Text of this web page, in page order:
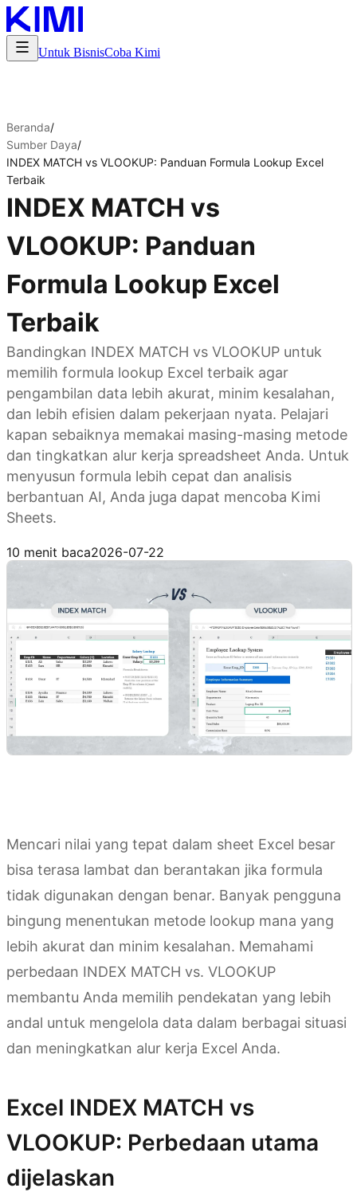
Untuk BisnisCoba Kimi
Beranda/
Sumber Daya/
INDEX MATCH vs VLOOKUP: Panduan Formula Lookup Excel
Terbaik
INDEX MATCH vs
VLOOKUP: Panduan
Formula Lookup Excel
Terbaik
Bandingkan INDEX MATCH vs VLOOKUP untuk
memilih formula lookup Excel terbaik agar
pengambilan data lebih akurat, minim kesalahan,
dan lebih efisien dalam pekerjaan nyata. Pelajari
kapan sebaiknya memakai masing-masing metode
dan tingkatkan alur kerja spreadsheet Anda. Untuk
menyusun formula lebih cepat dan analisis
berbantuan AI, Anda juga dapat mencoba Kimi
Sheets.
10 menit baca2026-07-22
Mencari nilai yang tepat dalam sheet Excel besar
bisa terasa lambat dan berantakan jika formula
tidak digunakan dengan benar. Banyak pengguna
bingung menentukan metode lookup mana yang
lebih akurat dan minim kesalahan. Memahami
perbedaan INDEX MATCH vs. VLOOKUP
membantu Anda memilih pendekatan yang lebih
andal untuk mengelola data dalam berbagai situasi
dan meningkatkan alur kerja Excel Anda.
Excel INDEX MATCH vs
VLOOKUP: Perbedaan utama
dijelaskan